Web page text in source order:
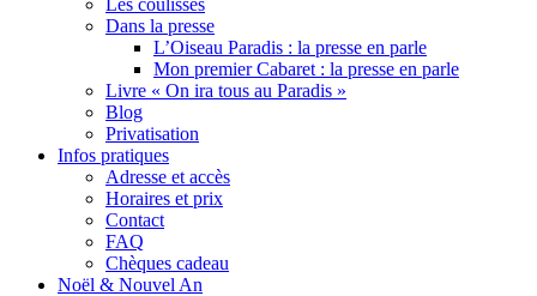
Les coulisses
Dans la presse
L’Oiseau Paradis : la presse en parle
Mon premier Cabaret : la presse en parle
Livre « On ira tous au Paradis »
Blog
Privatisation
Infos pratiques
Adresse et accès
Horaires et prix
Contact
FAQ
Chèques cadeau
Noël & Nouvel An